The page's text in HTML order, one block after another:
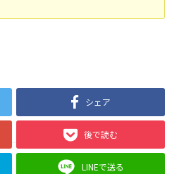
シェア
後で読む
LINEで送る